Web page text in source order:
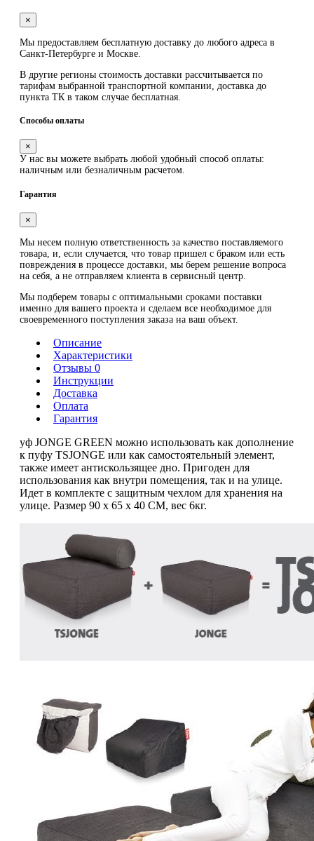
×
Мы предоставляем бесплатную доставку до любого адреса в
Санкт-Петербурге и Москве.
В другие регионы стоимость доставки рассчитывается по
тарифам выбранной транспортной компании, доставка до
пункта ТК в таком случае бесплатная
Способы оплаты
×
У нас вы можете выбрать любой удобный способ оплаты:
наличным или безналичным расчетом.
Гарантия
×
Мы несем полную ответственность за качество поставляемого
товара, и, если случается, что товар пришел с браком или есть
повреждения в процессе доставки, мы берем решение вопроса
на себя, а не отправляем клиента в сервисный центр.
Мы подберем товары с оптимальными сроками поставки
именно для вашего проекта и сделаем все необходимое для
своевременного поступления заказа на ваш объект.
Описание
Характеристики
Отзывы 0
Инструкции
Доставка
Оплата
Гарантия
уф JONGE GREEN можно использовать как дополнение
к пуфу TSJONGE или как самостоятельный элемент,
также имеет антискользящее дно. Пригоден для
использования как внутри помещения, так и на улице.
Идет в комплекте с защитным чехлом для хранения на
улице. Размер 90 x 65 x 40 CM, вес 6кг.